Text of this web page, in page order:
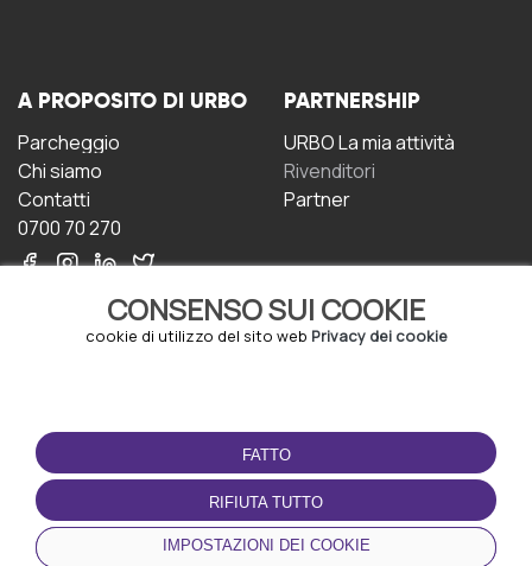
CONSENSO SUI COOKIE
cookie di utilizzo del sito web Privacy dei cookie
FATTO
RIFIUTA TUTTO
IMPOSTAZIONI DEI COOKIE
A PROPOSITO DI URBO
Parcheggio
Chi siamo
Contatti
0700 70 270
PARTNERSHIP
URBO La mia attività
Rivenditori
Partner
CONDIZIONI D'USO
Termini e Condizioni
Politica sulla riservatezza
Gestione dei Cookie
SCARICA L'APP